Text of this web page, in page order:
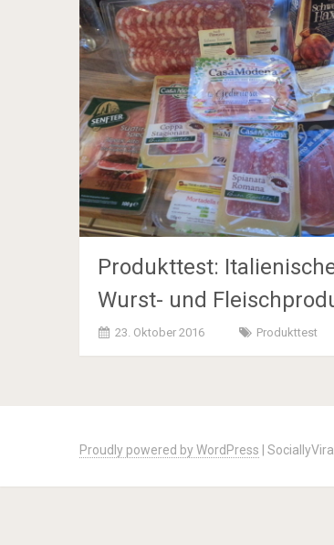
Produkttest:
Wurst- und
23. Oktober 2016 Produkttest
navigation
Proudly powered by WordPress